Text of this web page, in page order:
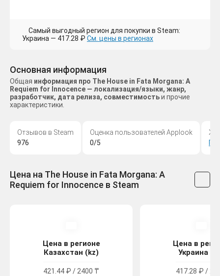
Самый выгодный регион для покупки в Steam:
Украина — 417.28 ₽ См. цены в регионах
Основная информация
Общая информация про The House in Fata Morgana: A
Requiem for Innocence — локализация/языки, жанр,
разработчик, дата релиза, совместимостьи прочие
характеристики.
Отзывов в Steam
976
Оценка пользователей Applook
0/5
Цена на The House in Fata Morgana: A
Requiem for Innocence в Steam
Цена в регионе
Казахстан (kz)
421.44 ₽ / 2400 ₸
Цена в
Украина
417.28 ₽ /